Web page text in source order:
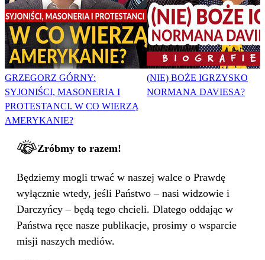
GRZEGORZ GÓRNY:
SYJONIŚCI, MASONERIA I
PROTESTANCI. W CO WIERZĄ
AMERYKANIE?
(NIE) BOŻE IGRZYSKO
NORMANA DAVIESA?
Zróbmy to razem!
Będziemy mogli trwać w naszej walce o Prawdę
wyłącznie wtedy, jeśli Państwo – nasi widzowie i
Darczyńcy – będą tego chcieli. Dlatego oddając w
Państwa ręce nasze publikacje, prosimy o wsparcie
misji naszych mediów.